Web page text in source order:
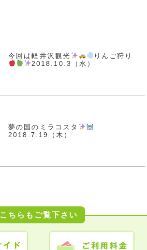
今回は軽井沢観光
りんご狩り
2018.10.3（水）
夢の国のミラコスタ
2018.7.19（木）
こちらもご覧下さい